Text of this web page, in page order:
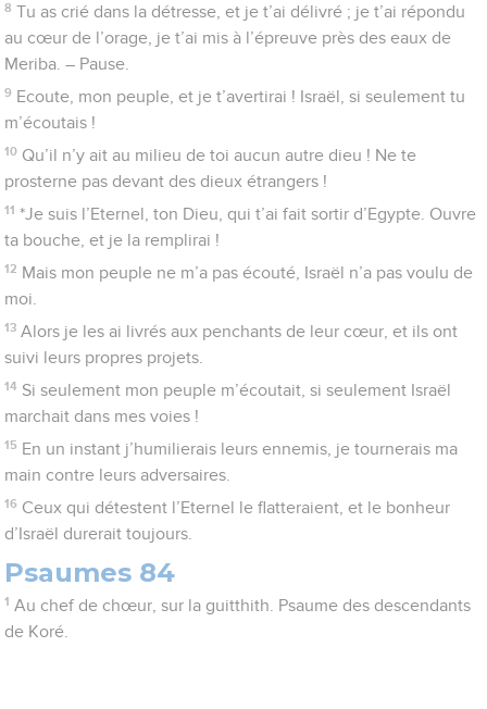
8 Tu as crié dans la détresse, et je t’ai délivré ; je t’ai répondu
au cœur de l’orage, je t’ai mis à l’épreuve près des eaux de
Meriba. – Pause.
9 Ecoute, mon peuple, et je t’avertirai ! Israël, si seulement tu
m’écoutais !
10 Qu’il n’y ait au milieu de toi aucun autre dieu ! Ne te
prosterne pas devant des dieux étrangers !
11 *Je suis l’Eternel, ton Dieu, qui t’ai fait sortir d’Egypte. Ouvre
ta bouche, et je la remplirai !
12 Mais mon peuple ne m’a pas écouté, Israël n’a pas voulu de
moi.
13 Alors je les ai livrés aux penchants de leur cœur, et ils ont
suivi leurs propres projets.
14 Si seulement mon peuple m’écoutait, si seulement Israël
marchait dans mes voies !
15 En un instant j’humilierais leurs ennemis, je tournerais ma
main contre leurs adversaires.
16 Ceux qui détestent l’Eternel le flatteraient, et le bonheur
d’Israël durerait toujours.
Psaumes 84
1 Au chef de chœur, sur la guitthith. Psaume des descendants
de Koré.